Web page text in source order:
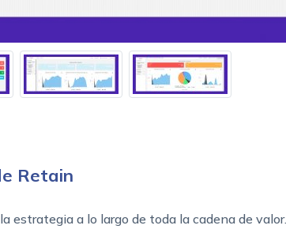
Retain
estrategia a lo largo de toda la cadena de valor.